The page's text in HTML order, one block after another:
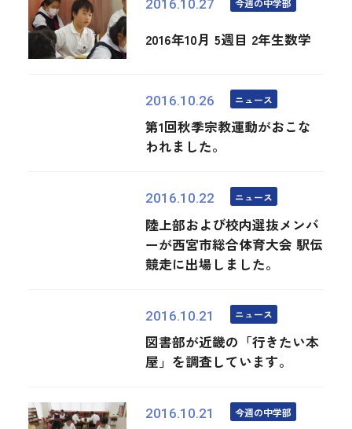
2016.10.27
2016年10月 5週目 2年生数学
2016.10.26 ニュース
第1回秋季宗教運動がおこな
われました。
2016.10.22 ニュース
陸上部および校内選抜メンバ
ーが西宮市総合体育大会 駅伝
競走に出場しました。
2016.10.21 ニュース
図書部が近畿の「行きたい本
屋」を調査しています。
2016.10.21 今週の中学部